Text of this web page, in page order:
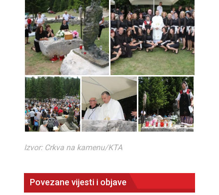
Izvor: Crkva na kamenu/KTA
Povezane vijesti i objave